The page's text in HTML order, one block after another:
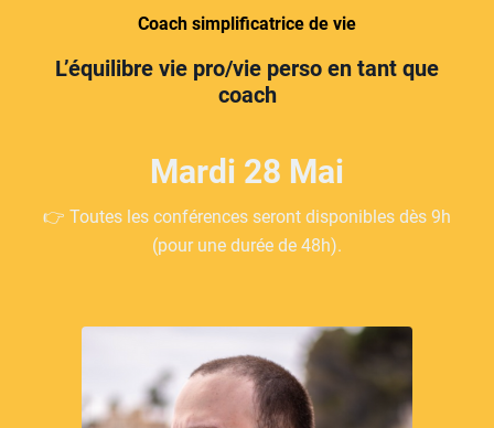
Coach simplificatrice de vie
L’équilibre vie pro/vie perso en tant que
coach
Mardi 28 Mai
👉 Toutes les conférences seront disponibles dès 9h
(pour une durée de 48h).